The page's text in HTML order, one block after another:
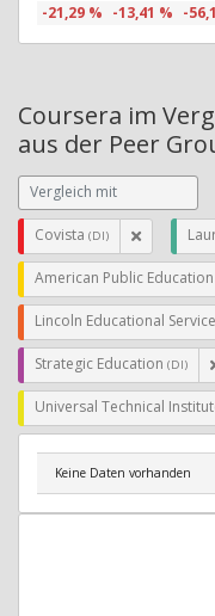
-21,29 % -13,41 % -
Coursera im
aus der Peer
Covista (DI)
American Public Education
Lincoln Educational
Strategic Education (DI)
Universal Technical
Keine Daten vorhanden